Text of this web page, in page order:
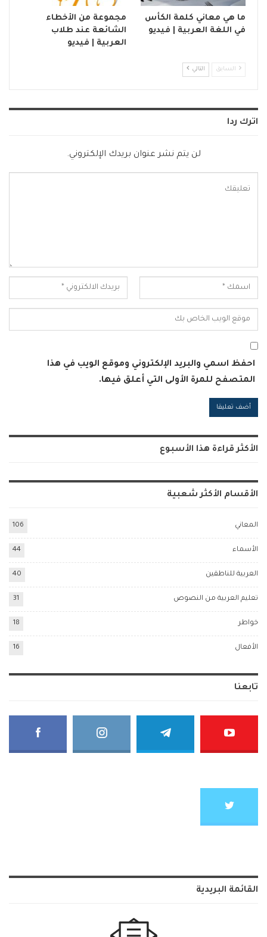
ما هي معاني كلمة الكأس
في اللغة العربية | فيديو
مجموعة من الأخطاء
الشائعة عند طلاب
العربية | فيديو
السابق التالي
اترك ردا
لن يتم نشر عنوان بريدك الإلكتروني.
احفظ اسمي والبريد الإلكتروني وموقع الويب في هذا
المتصفح للمرة الأولى التي أعلق فيها.
الأكثر قراءة هذا الأسبوع
الأقسام الأكثر شعبية
المعاني 106
الأسماء 44
العربية للناطقين 40
تعليم العربية من النصوص 31
خواطر 18
الأفعال 16
تابعنا
القائمة البريدية